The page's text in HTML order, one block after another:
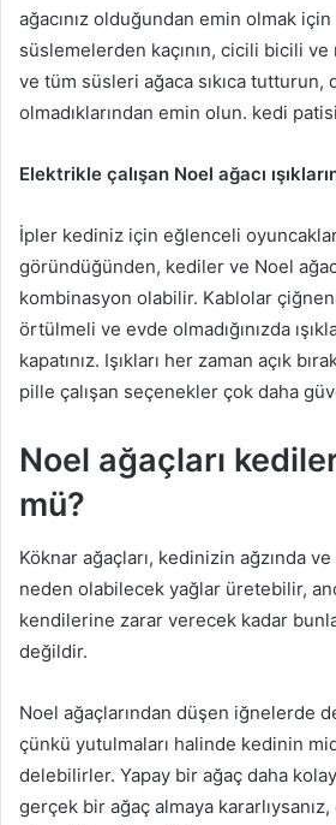
ağacınız olduğundan emin olmak
süslemelerden kaçının, cicili bicili
ve tüm süsleri ağaca sıkıca tutturun,
olmadıklarından emin olun. kedi patisi
Elektrikle çalışan Noel ağacı
İpler kediniz için eğlenceli
göründüğünden, kediler ve Noel
kombinasyon olabilir. Kablolar
örtülmeli ve evde olmadığınızda
kapatınız. Işıkları her zaman açık
pille çalışan seçenekler çok daha
Noel ağaçları
mü?
Köknar ağaçları, kedinizin ağzında
neden olabilecek yağlar üretebilir,
kendilerine zarar verecek kadar
değildir.
Noel ağaçlarından düşen iğnelerde
çünkü yutulmaları halinde kedinin
delebilirler. Yapay bir ağaç daha
gerçek bir ağaç almaya